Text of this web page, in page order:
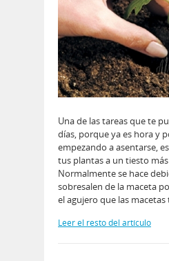
Una de las tareas que te
días, porque ya es hora y
empezando a asentarse,
tus plantas a un tiesto más
Normalmente se hace
sobresalen de la maceta
el agujero que las macetas
Leer el resto del artículo